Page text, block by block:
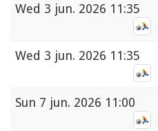
Wed 3 jun. 2026 11:35
Wed 3 jun. 2026 11:35
Sun 7 jun. 2026 11:00